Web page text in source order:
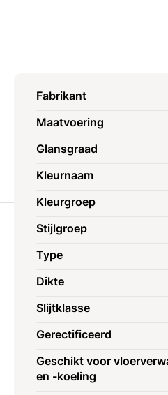
Fabrikant
Maatvoering
Glansgraad
Kleurnaam
Kleurgroep
Stijlgroep
Type
Dikte
Slijtklasse
Gerectificeerd
Geschikt voor
en -koeling